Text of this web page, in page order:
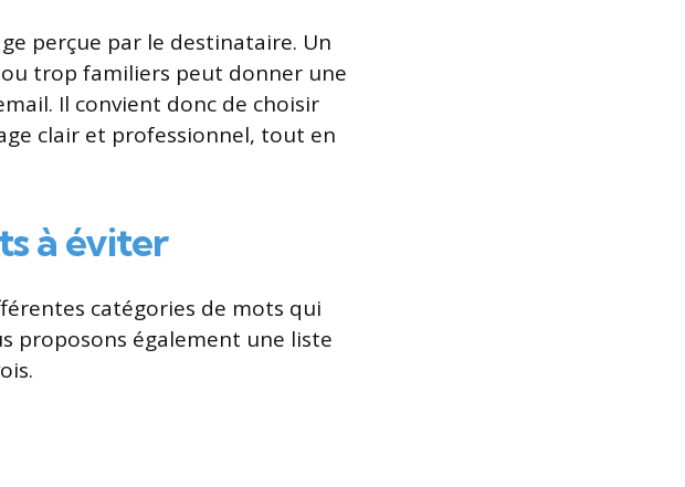
perçue par le destinataire. Un
trop familiers peut donner une
Il convient donc de choisir
clair et professionnel, tout en
à éviter
catégories de mots qui
proposons également une liste